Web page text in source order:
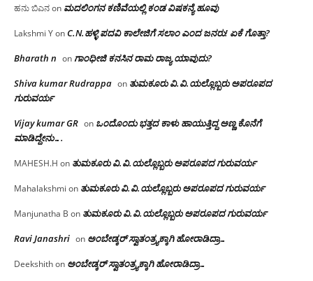
ಹನು ಬಿಎನon ಮದಲಿಂಗನ ಕಣಿವೆಯಲ್ಲಿ ಕಂಡ ವಿಷಕನ್ಯೆ ಹೂವು
Lakshmi YonC.N.ಹಳ್ಳಿ ಪದವಿ ಕಾಲೇಜಿಗೆ ಸಲಾಂ‌ ಎಂದ ಜನರು! ಏಕೆ ಗೊತ್ತಾ?
Bharath n onಗಾಂಧೀಜಿ ಕನಸಿನ ರಾಮ ರಾಜ್ಯ ಯಾವುದು?
Shiva kumar Rudrappa on ತುಮಕೂರು‌ ವಿ.ವಿ.ಯಲ್ಲೊಬ್ಬರು ಅಪರೂಪದ
ಗುರುವರ್ಯ
Vijay kumar GR on ಒಂದೊಂದು ಭತ್ತದ ಕಾಳು ಹಾಯುತ್ತಿದ್ದ ಅಣ್ಣ ಕೊನೆಗೆ
ಮಾಡಿದ್ದೇನು….
MAHESH.H on ತುಮಕೂರು‌ ವಿ.ವಿ.ಯಲ್ಲೊಬ್ಬರು ಅಪರೂಪದ ಗುರುವರ್ಯ
Mahalakshmi on ತುಮಕೂರು‌ ವಿ.ವಿ.ಯಲ್ಲೊಬ್ಬರು ಅಪರೂಪದ ಗುರುವರ್ಯ
Manjunatha B on ತುಮಕೂರು‌ ವಿ.ವಿ.ಯಲ್ಲೊಬ್ಬರು ಅಪರೂಪದ ಗುರುವರ್ಯ
Ravi Janashri on ಅಂಬೇಡ್ಕರ್ ಸ್ವಾತಂತ್ರ್ಯಕ್ಕಾಗಿ ಹೋರಾಡಿದ್ರಾ…
Deekshithon ಅಂಬೇಡ್ಕರ್ ಸ್ವಾತಂತ್ರ್ಯಕ್ಕಾಗಿ ಹೋರಾಡಿದ್ರಾ…